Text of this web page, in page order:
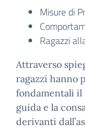
Misure di
Ragazzi
Attraverso
ragazzi hanno
fondamentali il
guida e la
derivanti